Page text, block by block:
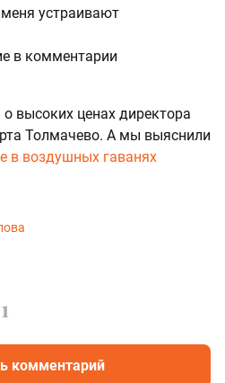
устраивают
в комментарии
о высоких ценах директора
Толмачево. А мы выяснили
в воздушных гаванях
1
комментарий